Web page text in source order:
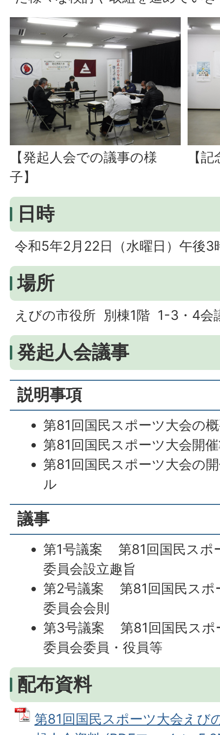
【発起人会での議事の様
子】
【
日時
令和5年2月22日（水曜日）午後3
場所
えびの市役所 別棟1階 1-3・4会
発起人会議事
説明事項
第81回国民スポーツ大会の
第81回国民スポーツ大会開
第81回国民スポーツ大会の
ル
議事
第1号議案 第81回国民スポ
委員会設立趣旨
第2号議案 第81回国民スポ
委員会会則
第3号議案 第81回国民スポ
委員会委員・役員等
配布資料
第81回国民スポーツ大会えび